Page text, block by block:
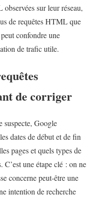
sur leur réseau,
de requêtes HTML que
confondre une
de trafic utile.
de corriger
suspecte, Google
dates de début et de fin
pages et quels types de
C’est une étape clé : on ne
concerne peut-être une
intention de recherche